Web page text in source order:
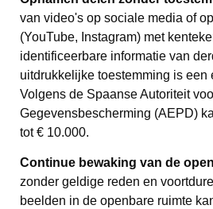
van video's op sociale media of
(YouTube, Instagram) met
identificeerbare informatie van
uitdrukkelijke toestemming is een
Volgens de Spaanse Autoriteit
Gegevensbescherming (AEPD)
tot € 10.000.
Continue bewaking van de
zonder geldige reden en
beelden in de openbare ruimte